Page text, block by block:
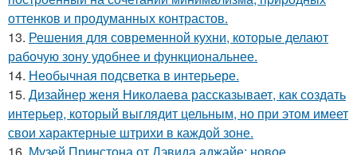
оттенков и продуманных контрастов.
13. Решения для современной кухни, которые делают
рабочую зону удобнее и функциональнее.
14. Необычная подсветка в интерьере.
15. Дизайнер женя Николаева рассказывает, как создать
интерьер, который выглядит цельным, но при этом имеет
свои характерные штрихи в каждой зоне.
16. Музей Принстона от Дэвида аджайе: новое